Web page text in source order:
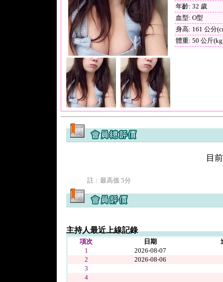
年齡: 32 歲
血型: O型
身高: 161 公分
體重: 50 公斤
目
註﹕最高值 5分
主持人最近上線記錄
項次 日期
1
2026-08-07
2
2026-08-06
3
4